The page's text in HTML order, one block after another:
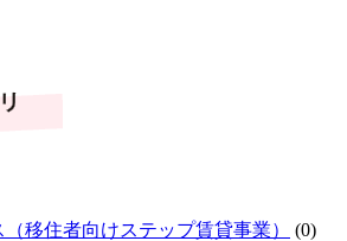
移住者向けステップ賃貸事業）
(0)